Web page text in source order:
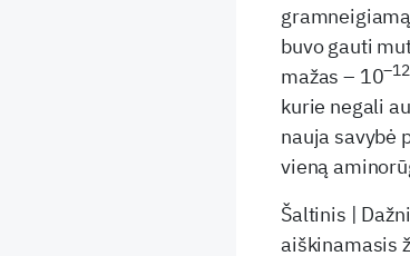
buvo gauti
mažas – 10–12
kurie negali
nauja savybė
vieną
Šaltinis |
aiškinamasis